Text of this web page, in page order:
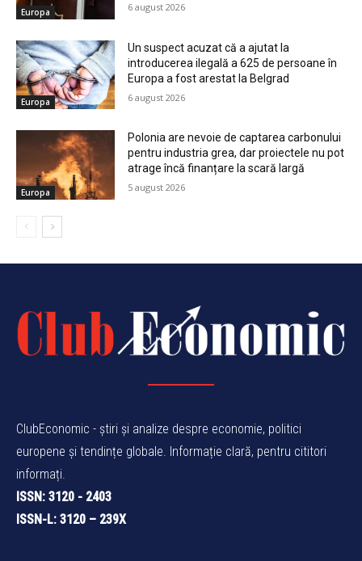
Europa 6 august 2026
Europa
Un suspect acuzat că a ajutat la
introducerea ilegală a 625 de persoane în
Europa a fost arestat la Belgrad
6 august 2026
Europa
Polonia are nevoie de captarea carbonului
pentru industria grea, dar proiectele nu pot
atrage încă finanțare la scară largă
5 august 2026
ClubEconomic - știri și analize despre economie, politici
europene și tendințe globale. Informație clară, pentru cititori
informați.
ISSN: 3120 - 2403
ISSN-L: 3120 – 239X